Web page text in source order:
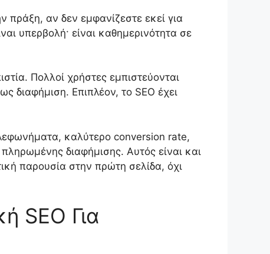
αν δεν εμφανίζεστε εκεί για
υπερβολή· είναι καθημερινότητα σε
Πολλοί χρήστες εμπιστεύονται
διαφήμιση. Επιπλέον, το SEO έχει
καλύτερο conversion rate,
διαφήμισης. Αυτός είναι και
παρουσία στην πρώτη σελίδα, όχι
SEO Για